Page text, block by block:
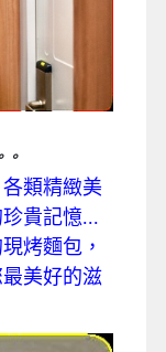
。
類精緻美
貴記憶...
烤麵包，
美好的滋